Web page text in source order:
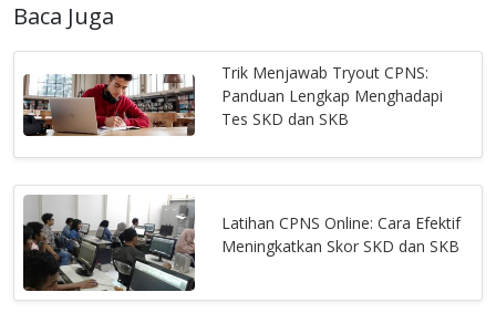
Baca Juga
Trik Menjawab Tryout CPNS:
Panduan Lengkap Menghadapi
Tes SKD dan SKB
Latihan CPNS Online: Cara Efektif
Meningkatkan Skor SKD dan SKB